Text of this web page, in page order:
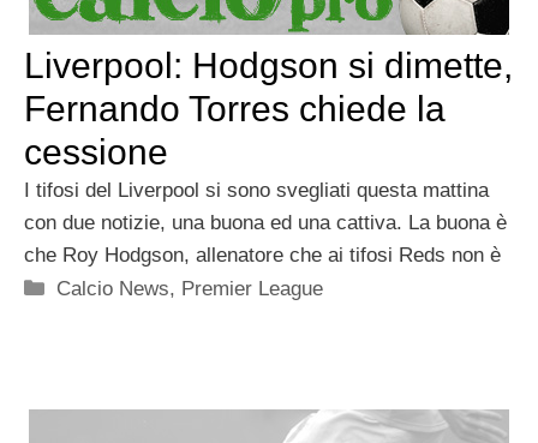
Liverpool: Hodgson si dimette,
Fernando Torres chiede la
cessione
I tifosi del Liverpool si sono svegliati questa mattina
con due notizie, una buona ed una cattiva. La buona è
che Roy Hodgson, allenatore che ai tifosi Reds non è
Categorie
Calcio News, Premier League